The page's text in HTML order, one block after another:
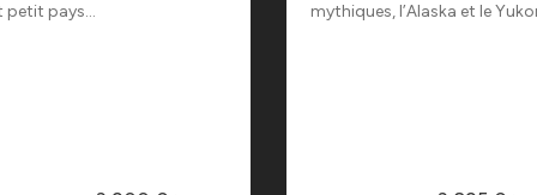
pays...
mythiques, l’Alaska et le